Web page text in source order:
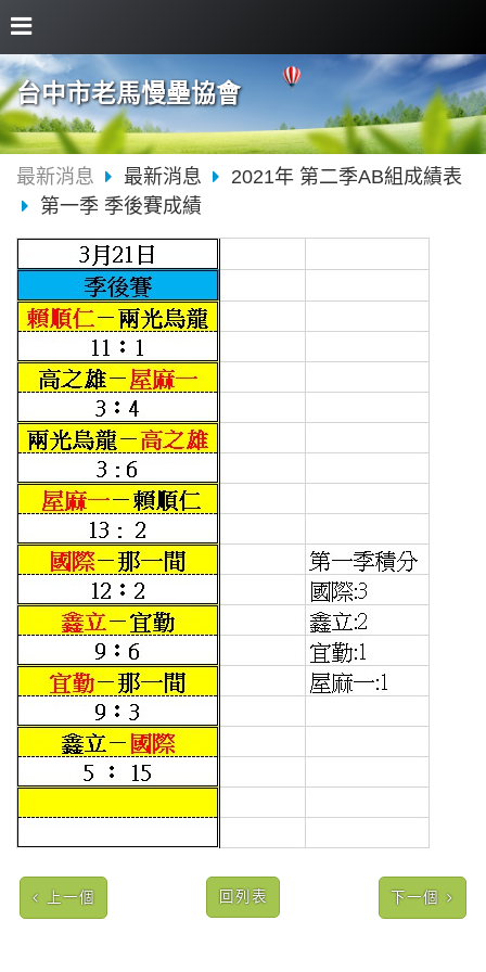
台中市老馬慢壘協會
最新消息 最新消息
2021年 第二季AB組成績表
第一季 季後賽成績
上一個 回列表 下一個